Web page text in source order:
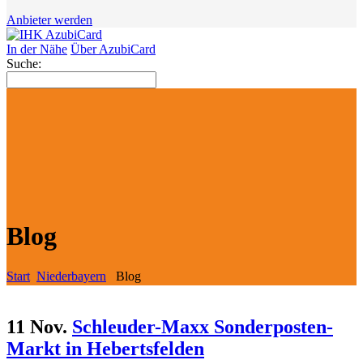
Anbieter werden
In der Nähe Über AzubiCard
Suche:
Blog
Start Niederbayern Blog
11 Nov. Schleuder-Maxx Sonderposten-
Markt in Hebertsfelden